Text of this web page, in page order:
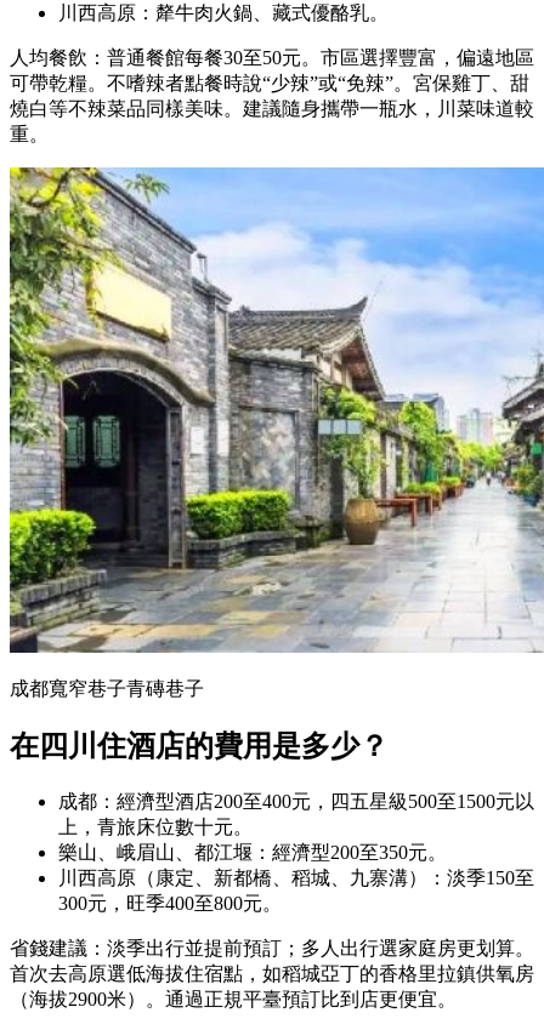
川西高原：犛牛肉火鍋、藏式優酪乳。
人均餐飲：普通餐館每餐30至50元。市區選擇豐富，偏遠地區
可帶乾糧。不嗜辣者點餐時說“少辣”或“免辣”。宮保雞丁、甜
燒白等不辣菜品同樣美味。建議隨身攜帶一瓶水，川菜味道較
重。
成都寬窄巷子青磚巷子
在四川住酒店的費用是多少？
成都：經濟型酒店200至400元，四五星級500至1500元以
上，青旅床位數十元。
樂山、峨眉山、都江堰：經濟型200至350元。
川西高原（康定、新都橋、稻城、九寨溝）：淡季150至
300元，旺季400至800元。
省錢建議：淡季出行並提前預訂；多人出行選家庭房更划算。
首次去高原選低海拔住宿點，如稻城亞丁的香格里拉鎮供氧房
（海拔2900米）。通過正規平臺預訂比到店更便宜。